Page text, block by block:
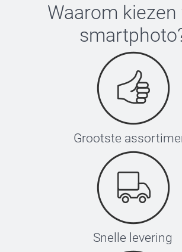
Waarom kiezen
smartphoto
Grootste
Snelle levering